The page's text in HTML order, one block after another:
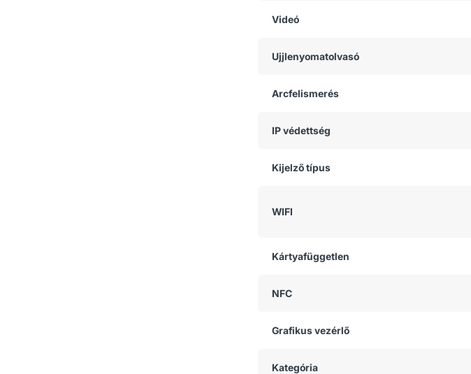
Videó
Ujjlenyomatolvasó
Arcfelismerés
IP védettség
Kijelző típus
WIFI
Kártyafüggetlen
NFC
Grafikus vezérlő
Kategória